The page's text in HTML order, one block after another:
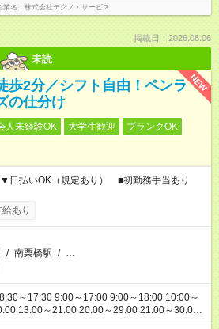
業名 株式会社テクノ・サービス
掲載日：2026.08.06
未読
NEW
歩2分／シフト自由！ペンラ
の仕分け
人未経験OK 大学生歓迎
ブランクOK
日払いOK（規定あり） ■初勤務手当あり
あり
/ 南栗橋駅 / …
13:00～21:00 20:00～29:00 21:00～30:00